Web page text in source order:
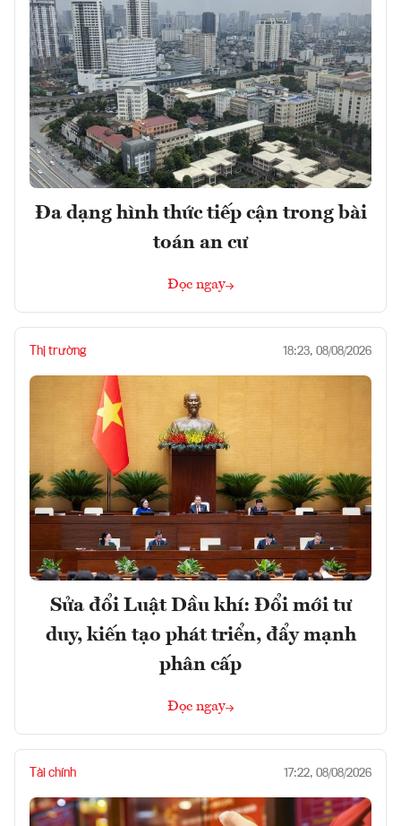
Đa dạng hình thức tiếp cận trong bài
toán an cư
Đọc ngay
Thị trường 18:23, 08/08/2026
Sửa đổi Luật Dầu khí: Đổi mới tư
duy, kiến tạo phát triển, đẩy mạnh
phân cấp
Đọc ngay
Tài chính 17:22, 08/08/2026